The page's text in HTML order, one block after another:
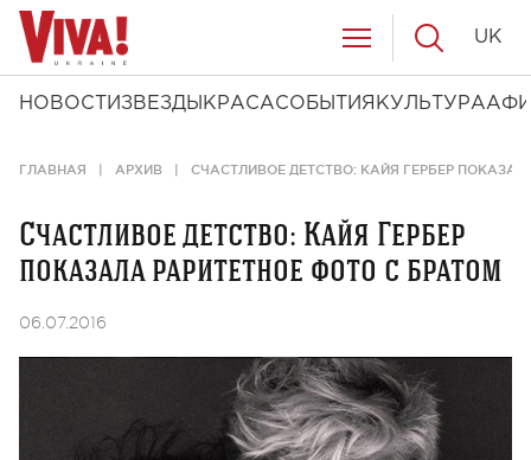
НОВОСТИ ЗВЕЗДЫ КРАСАСОБЫТИЯ КУЛЬТУРА
UK
ГЛАВНАЯ АРХИВ СЧАСТЛИВОЕ ДЕТСТВО: КАЙЯ ГЕРБЕР
Счастливое детство: Кайя Гербер
показала раритетное фото с братом
06.07.2016